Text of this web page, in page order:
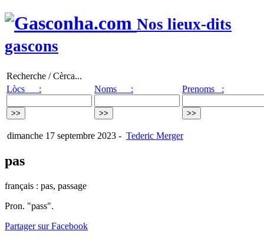
Nos lieux-dits
gascons
Recherche / Cèrca...
Lòcs :
Noms : Prenoms :
dimanche 17 septembre 2023 - Tederic Merger
pas
français : pas, passage
Pron. "pass".
Partager sur Facebook